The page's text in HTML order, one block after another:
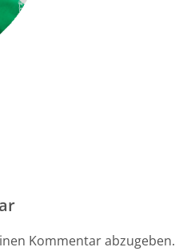
Kommentar abzugeben.